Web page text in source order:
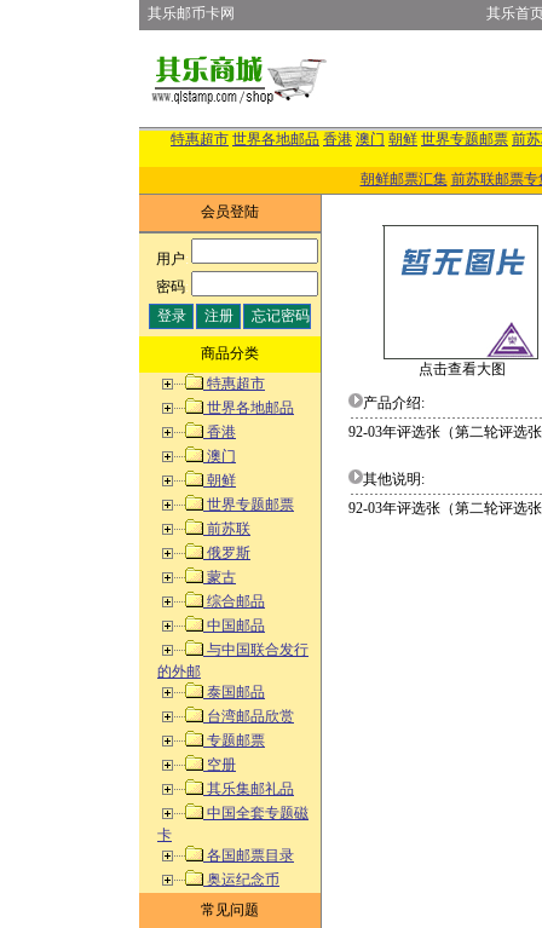
其乐邮币卡网 其乐首
特惠超市 世界各地邮品 香港 澳门 朝鲜 世界专题邮票 前
朝鲜邮票汇集 前苏联邮票专
会员登陆
用户:
密码:
商品分类
特惠超市
世界各地邮品
香港
澳门
朝鲜
世界专题邮票
前苏联
俄罗斯
蒙古
综合邮品
中国邮品
与中国联合发行
的外邮
泰国邮品
台湾邮品欣赏
专题邮票
空册
其乐集邮礼品
中国全套专题磁
卡
各国邮票目录
奥运纪念币
常见问题
点击查看大图
产品介绍:
92-03年评选张（第二轮评选
其他说明:
92-03年评选张（第二轮评选